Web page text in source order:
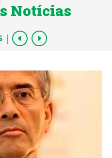
Notícias
|